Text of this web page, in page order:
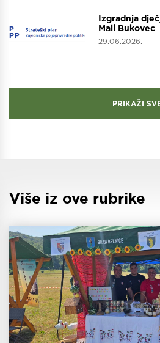
Izgradnja
Mali Bukovec
29.06.2026.
PRIKAŽI
Više iz ove rubrike